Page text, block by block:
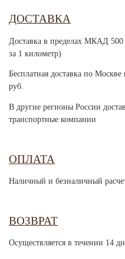
ДОСТАВКА
Доставка в пределах МКАД 500
за 1 километр)
Бесплатная доставка по
руб.
В другие регионы России
транспортные компании
ОПЛАТА
Наличный и безналичный
ВОЗВРАТ
Осуществляется в течении 14